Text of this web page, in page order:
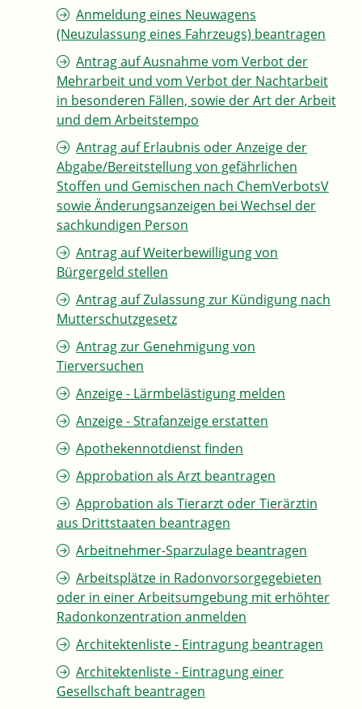
Anmeldung eines Neuwagens
(Neuzulassung eines Fahrzeugs) beantragen
Antrag auf Ausnahme vom Verbot der
Mehrarbeit und vom Verbot der Nachtarbeit
in besonderen Fällen, sowie der Art der Arbeit
und dem Arbeitstempo
Antrag auf Erlaubnis oder Anzeige der
Abgabe/Bereitstellung von gefährlichen
Stoffen und Gemischen nach ChemVerbotsV
sowie Änderungsanzeigen bei Wechsel der
sachkundigen Person
Antrag auf Weiterbewilligung von
Bürgergeld stellen
Antrag auf Zulassung zur Kündigung nach
Mutterschutzgesetz
Antrag zur Genehmigung von
Tierversuchen
Anzeige - Lärmbelästigung melden
Anzeige - Strafanzeige erstatten
Apothekennotdienst finden
Approbation als Arzt beantragen
Approbation als Tierarzt oder Tierärztin
aus Drittstaaten beantragen
Arbeitnehmer-Sparzulage beantragen
Arbeitsplätze in Radonvorsorgegebieten
oder in einer Arbeitsumgebung mit erhöhter
Radonkonzentration anmelden
Architektenliste - Eintragung beantragen
Architektenliste - Eintragung einer
Gesellschaft beantragen